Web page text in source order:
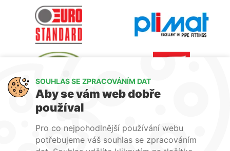
SOUHLAS SE ZPRACOVÁNÍM DAT
Aby se vám web dobře
používal
Pro co nejpohodlnější používání webu
potřebujeme váš souhlas se zpracováním